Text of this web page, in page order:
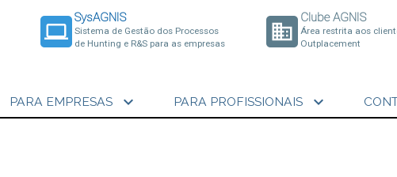
laptop
SysAGNIS
Sistema de Gestão dos Processos
de Hunting e R&S para as empresas
business
Clube AGNIS
Área restrita aos
Outplacement
PARA EMPRESAS expand_more PARA PROFISSIONAIS expand_more